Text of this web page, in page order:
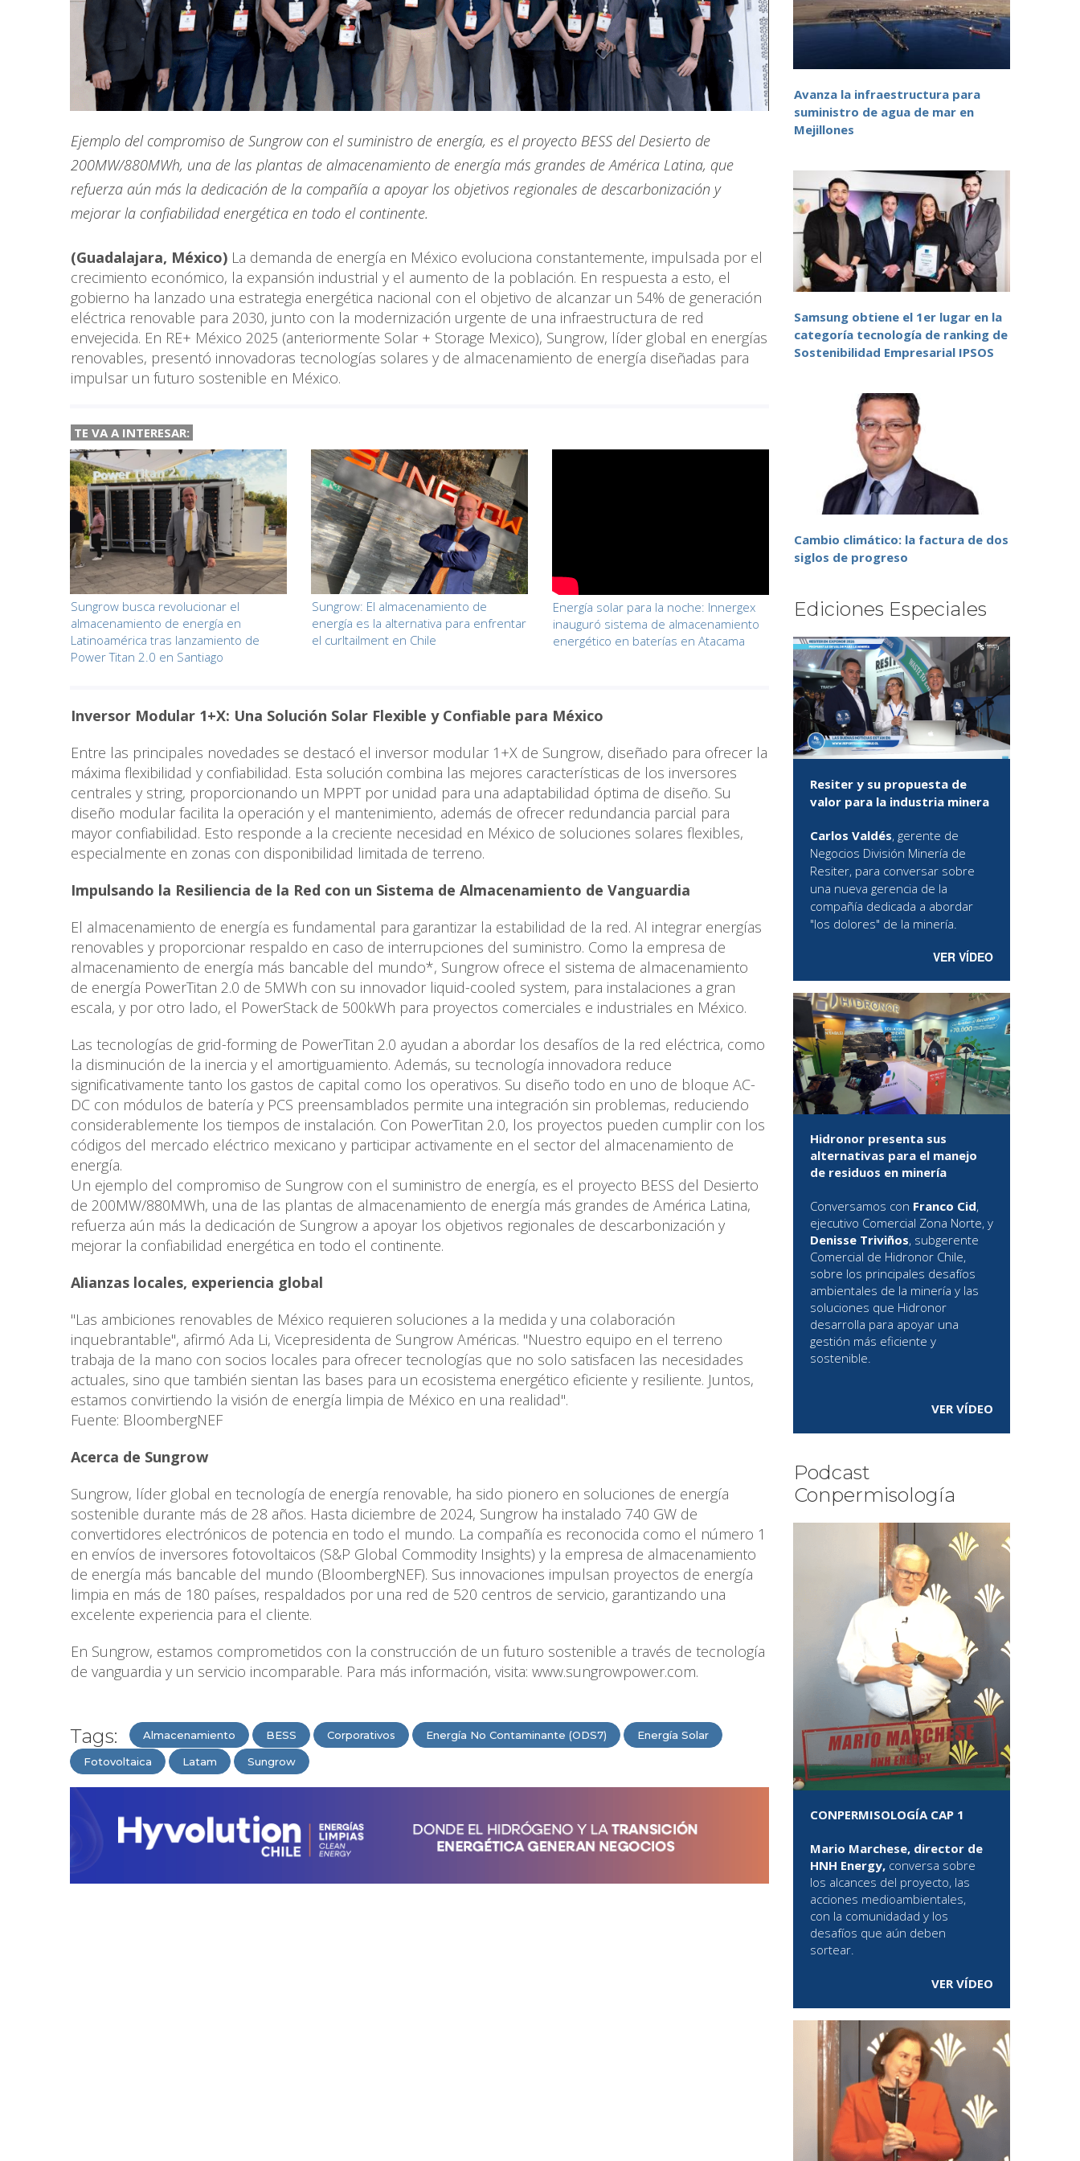
Ejemplo del compromiso de Sungrow con el suministro de energía, es el proyecto BESS del Desierto de
200MW/880MWh, una de las plantas de almacenamiento de energía más grandes de América Latina, que
refuerza aún más la dedicación de la compañía a apoyar los objetivos regionales de descarbonización y
mejorar la confiabilidad energética en todo el continente.
(Guadalajara, México) La demanda de energía en México evoluciona constantemente, impulsada por el
crecimiento económico, la expansión industrial y el aumento de la población. En respuesta a esto, el
gobierno ha lanzado una estrategia energética nacional con el objetivo de alcanzar un 54% de generación
eléctrica renovable para 2030, junto con la modernización urgente de una infraestructura de red
envejecida. En RE+ México 2025 (anteriormente Solar + Storage Mexico), Sungrow, líder global en energías
renovables, presentó innovadoras tecnologías solares y de almacenamiento de energía diseñadas para
impulsar un futuro sostenible en México.
TE VA A INTERESAR:
Sungrow busca revolucionar el
almacenamiento de energía en
Latinoamérica tras lanzamiento de
Power Titan 2.0 en Santiago
Sungrow: El almacenamiento de
energía es la alternativa para enfrentar
el curltailment en Chile
Energía solar para la noche: Innergex
inauguró sistema de almacenamiento
energético en baterías en Atacama
Inversor Modular 1+X: Una Solución Solar Flexible y Confiable para México
Entre las principales novedades se destacó el inversor modular 1+X de Sungrow, diseñado para ofrecer la
máxima flexibilidad y confiabilidad. Esta solución combina las mejores características de los inversores
centrales y string, proporcionando un MPPT por unidad para una adaptabilidad óptima de diseño. Su
diseño modular facilita la operación y el mantenimiento, además de ofrecer redundancia parcial para
mayor confiabilidad. Esto responde a la creciente necesidad en México de soluciones solares flexibles,
especialmente en zonas con disponibilidad limitada de terreno.
Impulsando la Resiliencia de la Red con un Sistema de Almacenamiento de Vanguardia
El almacenamiento de energía es fundamental para garantizar la estabilidad de la red. Al integrar energías
renovables y proporcionar respaldo en caso de interrupciones del suministro. Como la empresa de
almacenamiento de energía más bancable del mundo*, Sungrow ofrece el sistema de almacenamiento
de energía PowerTitan 2.0 de 5MWh con su innovador liquid-cooled system, para instalaciones a gran
escala, y por otro lado, el PowerStack de 500kWh para proyectos comerciales e industriales en México.
Las tecnologías de grid-forming de PowerTitan 2.0 ayudan a abordar los desafíos de la red eléctrica, como
la disminución de la inercia y el amortiguamiento. Además, su tecnología innovadora reduce
significativamente tanto los gastos de capital como los operativos. Su diseño todo en uno de bloque AC-
DC con módulos de batería y PCS preensamblados permite una integración sin problemas, reduciendo
considerablemente los tiempos de instalación. Con PowerTitan 2.0, los proyectos pueden cumplir con los
códigos del mercado eléctrico mexicano y participar activamente en el sector del almacenamiento de
energía.
Un ejemplo del compromiso de Sungrow con el suministro de energía, es el proyecto BESS del Desierto
de 200MW/880MWh, una de las plantas de almacenamiento de energía más grandes de América Latina,
refuerza aún más la dedicación de Sungrow a apoyar los objetivos regionales de descarbonización y
mejorar la confiabilidad energética en todo el continente.
Alianzas locales, experiencia global
"Las ambiciones renovables de México requieren soluciones a la medida y una colaboración
inquebrantable", afirmó Ada Li, Vicepresidenta de Sungrow Américas. "Nuestro equipo en el terreno
trabaja de la mano con socios locales para ofrecer tecnologías que no solo satisfacen las necesidades
actuales, sino que también sientan las bases para un ecosistema energético eficiente y resiliente. Juntos,
estamos convirtiendo la visión de energía limpia de México en una realidad".
Fuente: BloombergNEF
Acerca de Sungrow
Sungrow, líder global en tecnología de energía renovable, ha sido pionero en soluciones de energía
sostenible durante más de 28 años. Hasta diciembre de 2024, Sungrow ha instalado 740 GW de
convertidores electrónicos de potencia en todo el mundo. La compañía es reconocida como el número 1
en envíos de inversores fotovoltaicos (S&P Global Commodity Insights) y la empresa de almacenamiento
de energía más bancable del mundo (BloombergNEF). Sus innovaciones impulsan proyectos de energía
limpia en más de 180 países, respaldados por una red de 520 centros de servicio, garantizando una
excelente experiencia para el cliente.
En Sungrow, estamos comprometidos con la construcción de un futuro sostenible a través de tecnología
de vanguardia y un servicio incomparable. Para más información, visita: www.sungrowpower.com.
Tags: Almacenamiento BESS Corporativos Energía No Contaminante (ODS7) Energía Solar
Fotovoltaica Latam Sungrow
Avanza la infraestructura para
suministro de agua de mar en
Mejillones
Samsung obtiene el 1er lugar en la
categoría tecnología de ranking de
Sostenibilidad Empresarial IPSOS
Cambio climático: la factura de dos
siglos de progreso
Ediciones Especiales
Resiter y su propuesta de
valor para la industria minera
Carlos Valdés, gerente de
Negocios División Minería de
Resiter, para conversar sobre
una nueva gerencia de la
compañía dedicada a abordar
"los dolores" de la minería.
VER VÍDEO
Hidronor presenta sus
alternativas para el manejo
de residuos en minería
Conversamos con Franco Cid,
ejecutivo Comercial Zona Norte, y
Denisse Triviños, subgerente
Comercial de Hidronor Chile,
sobre los principales desafíos
ambientales de la minería y las
soluciones que Hidronor
desarrolla para apoyar una
gestión más eficiente y
sostenible.
VER VÍDEO
Podcast
Conpermisología
CONPERMISOLOGÍA CAP 1
Mario Marchese, director de
HNH Energy, conversa sobre
los alcances del proyecto, las
acciones medioambientales,
con la comunidadad y los
desafíos que aún deben
sortear.
VER VÍDEO